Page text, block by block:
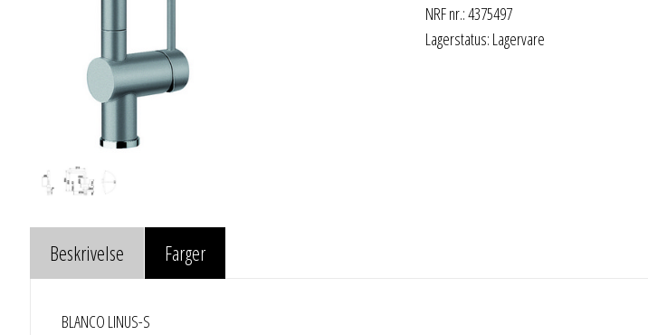
NRF nr.: 4375497
Lagerstatus: Lagervare
Beskrivelse Farger
BLANCO LINUS-S